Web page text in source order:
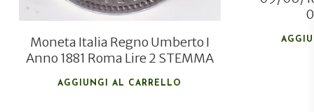
Moneta Italia Regno Umberto I
Anno 1881 Roma Lire 2 STEMMA
AGGIUNGI AL CARRELLO